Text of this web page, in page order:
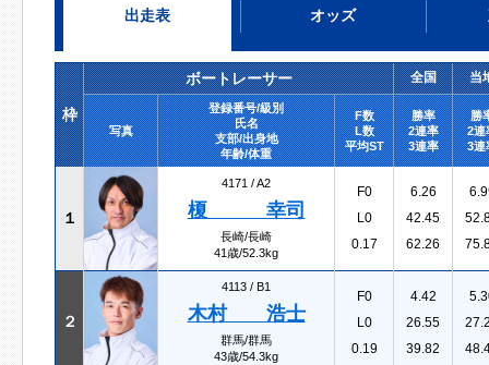
出走表 オッズ
枠
ボートレーサー 全国 当
写真
登録番号/級別
氏名
支部/出身地
年齢/体重
F数
L数
平均ST
勝率
2連率
3連率
勝
2連
3連
１
4171 /A2
榎 幸司
長崎/長崎
41歳/52.3kg
F0
L0
0.17
6.26
42.45
62.26
２
4113 / B1
木村 浩士
群馬/群馬
43歳/54.3kg
F0
L0
0.19
4.42
26.55
39.82